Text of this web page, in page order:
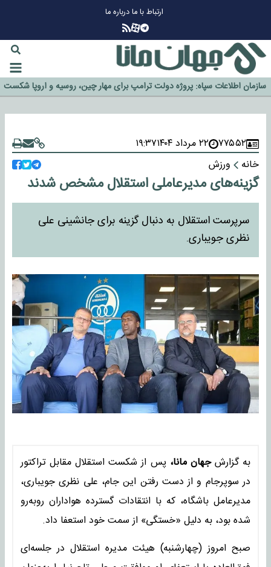
ارتباط با مادرباره ما
گزینه جدایی اوسمار روی میز مدیران پرسپولیس
آیا رئیس جمهور آمریکا قانون را دور می‌زند؟
اخراج رسمی چهره نامدار از پرسپولیس
سازمان اطلاعات سپاه: پروژه دولت ترامپ برای مهار چین، روسیه و اروپا شکست
خورد
۷۷۵۵۲ ۲۲ مرداد ۱۴۰۴
۱۹:۳۷
خانه
ورزش
گزینه‌های مدیرعاملی استقلال مشخص شدند
سرپرست استقلال به دنبال گزینه برای جانشینی علی
نظری جویباری.
به گزارشجهان مانا،پس از شکست استقلال مقابل تراکتور
در سوپرجام و از دست رفتن این جام، علی نظری جویباری،
مدیرعامل باشگاه، که با انتقادات گسترده هواداران روبه‌رو
شده بود، به دلیل «خستگی» از سمت خود استعفا داد.
صبح امروز (چهارشنبه) هیئت مدیره استقلال در جلسه‌ای